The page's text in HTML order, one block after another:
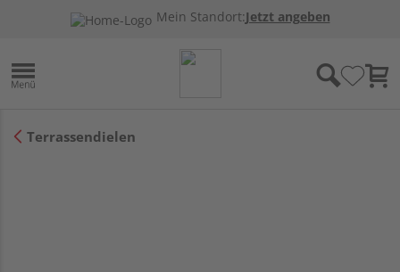
Mein Standort:Jetzt angeben
Terrassendielen